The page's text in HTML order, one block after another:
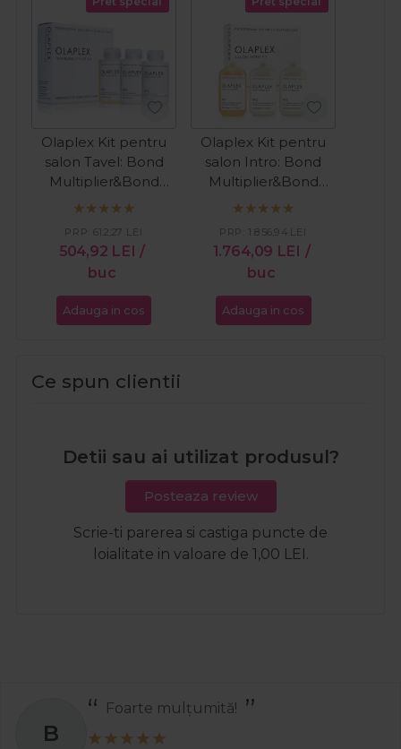
Olaplex Kit pentru
salon Tavel: Bond
Multiplier&Bond
Perfector 3x100ml
504,92 LEI /
buc
PRP:612,27 LEI
Adauga in cos
Olaplex Kit pentru
salon Intro: Bond
Multiplier&Bond
Perfector 3x525ml
1.764,09 LEI /
buc
PRP: 1.856,94 LEI
Adauga in cos
Ce spun clientii
Detii sau ai utilizat produsul?
Posteaza review
Scrie-ti parerea si castiga puncte de
loialitate in valoare de 1,00 LEI.
B
Foarte mulțumită!